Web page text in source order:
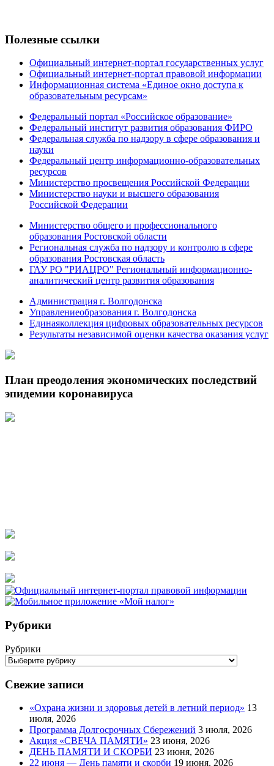
Полезные ссылки
Официальный интернет-портал государственных услуг
Официальный интернет-портал правовой информации
Информационная система «Единое окно доступа к
образовательным ресурсам»
Федеральный портал «Российское образование»
Федеральный институт развития образования ФИРО
Федеральная служба по надзору в сфере образования и
науки
Федеральный центр информационно-образовательных
ресурсов
Министерство просвещения Российской Федерации
Министерство науки и высшего образования
Российской Федерации
Министерство общего и профессионального
образования Ростовской области
Региональная служба по надзору и контролю в сфере
образования Ростовская область
ГАУ РО "РИАЦРО" Региональный информационно-
аналитический центр развития образования
Администрация г. Волгодонска
Управлениеобразования г. Волгодонска
Единаяколлекция цифровых образовательных ресурсов
Результаты независимой оценки качества оказания услуг
План преодоления экономических последствий
эпидемии коронавируса
Рубрики
Рубрики
Свежие записи
«Охрана жизни и здоровья детей в летний период» 13
июля, 2026
Программа Долгосрочных Сбережений 3 июля, 2026
Акция «СВЕЧА ПАМЯТИ» 23 июня, 2026
ДЕНЬ ПАМЯТИ И СКОРБИ 23 июня, 2026
22 июня — День памяти и скорби 19 июня, 2026